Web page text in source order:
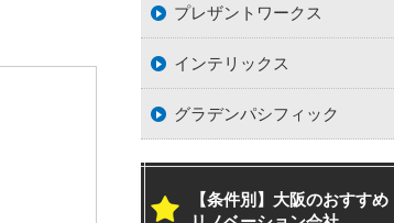
プレザントワークス
インテリックス
グラデンパシフィック
【条件別】大阪のおすすめ